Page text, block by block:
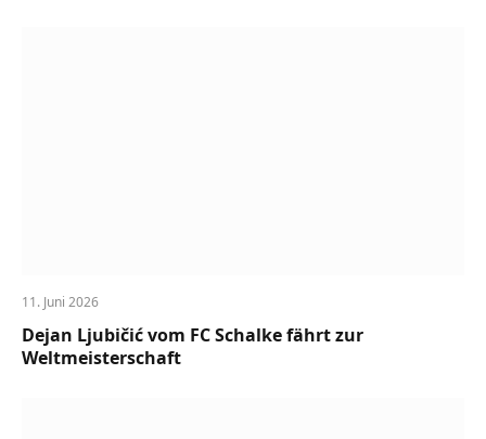
11. Juni 2026
Dejan Ljubičić vom FC Schalke fährt zur
Weltmeisterschaft